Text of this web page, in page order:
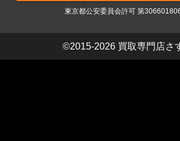
東京都公安委員会許可 第
©2015-2026 買取専門店さ